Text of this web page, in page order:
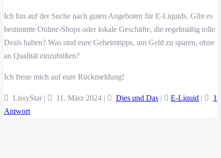
Ich bin auf der Suche nach guten Angeboten für E-Liquids. Gibt es
bestimmte Online-Shops oder lokale Geschäfte, die regelmäßig tolle
Deals haben? Was sind eure Geheimtipps, um Geld zu sparen, ohne
an Qualität einzubüßen?
Ich freue mich auf eure Rückmeldung!
LissyStar | 11. März 2024 | Dies und Das | E-Liquid |
1
Antwort